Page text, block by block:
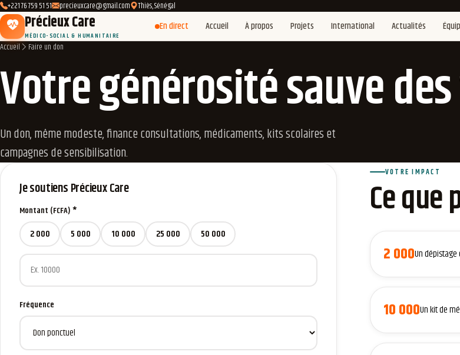
+221 76 759 51 51 precieuxcare@gmail.com Thiès, Sénégal
Précieux Care
MÉDICO-SOCIAL & HUMANITAIRE
En direct Accueil À propos Projets International Actualités
Accueil Faire un don
Votre générosité sauve
Un don, même modeste, finance consultations, médicaments, kits scolaires et
campagnes de sensibilisation.
Je soutiens Précieux Care
Montant (FCFA) *
2 000 5 000 10 000 25 000 50 000
Fréquence
VOTRE IMPACT
Ce
2 000Un
10 000Un kit de